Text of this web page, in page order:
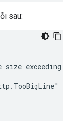
sau:
size exceeding